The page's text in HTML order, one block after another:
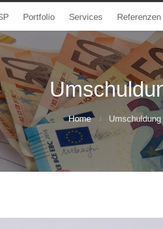
Portfolio Services Referenzen
Home Umschuldung